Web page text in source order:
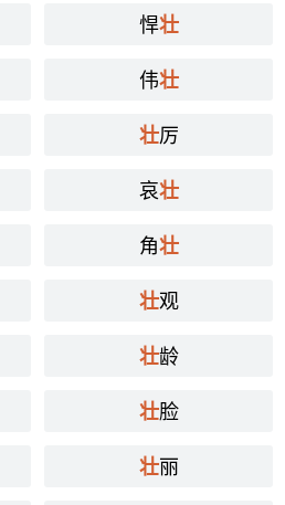
悍壮
伟壮
壮厉
哀壮
角壮
壮观
壮龄
壮脸
壮丽